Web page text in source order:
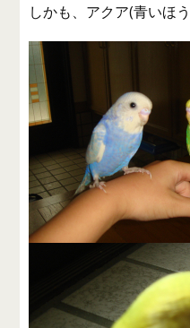
しかも、アクア(青いほ